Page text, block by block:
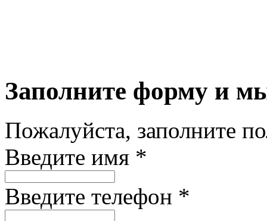
Заполните форму и
Пожалуйста, заполните
Введите имя *
Введите телефон *